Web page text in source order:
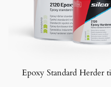
Epoxy Standard